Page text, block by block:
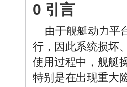
0 引言
由于舰艇动力平
行，因此系统损坏
使用过程中，舰艇
特别是在出现重大